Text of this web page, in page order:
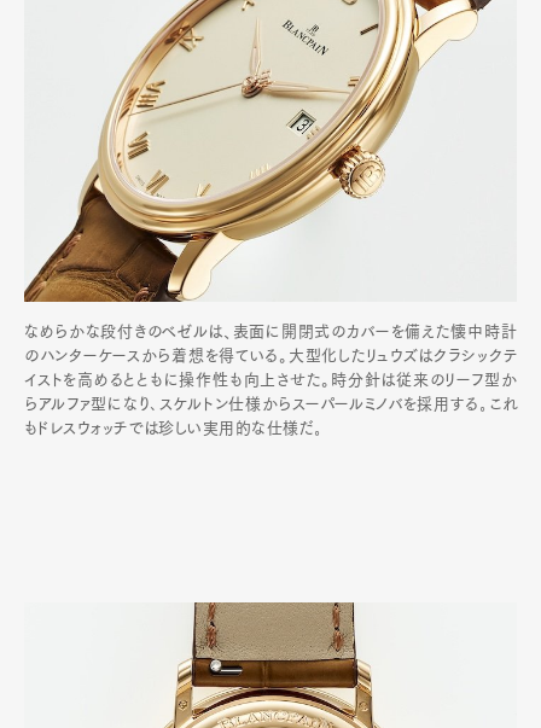
なめらかな段付きのベゼルは、表面に開閉式のカバーを備えた懐中時計
のハンターケースから着想を得ている。大型化したリュウズはクラシックテ
イストを高めるとともに操作性も向上させた。時分針は従来のリーフ型か
らアルファ型になり､スケルトン仕様からスーパールミノバを採用する｡これ
もドレスウォッチでは珍しい実用的な仕様だ｡